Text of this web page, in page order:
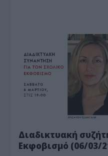
Διαδικτυακή
Εκφοβισμό (06/03/